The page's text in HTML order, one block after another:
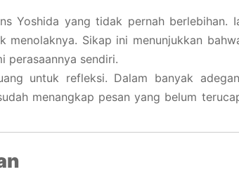
Yoshida yang tidak pernah berlebihan.
Sikap ini menunjukkan
perasaannya sendiri.
untuk refleksi. Dalam banyak
menangkap pesan yang belum